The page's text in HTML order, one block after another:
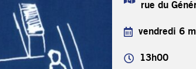
rue du
vendredi 6
13h00